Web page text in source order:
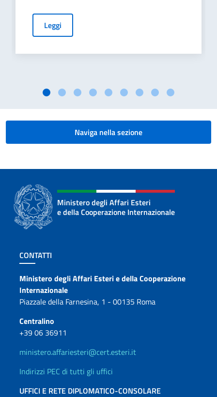
Leggi
Naviga nella sezione
Ministero degli Affari Esteri
e della Cooperazione Internazionale
Sezione footer
CONTATTI
Contatti
Ministero degli Affari Esteri e della Cooperazione
Internazionale
Piazzale della Farnesina, 1 - 00135 Roma
Centralino
+39 06 36911
ministero.affariesteri@cert.esteri.it
Indirizzi PEC di tutti gli uffici
UFFICI E RETE DIPLOMATICO-CONSOLARE